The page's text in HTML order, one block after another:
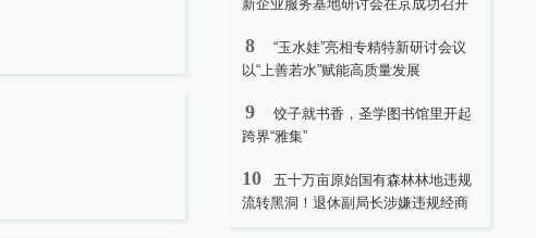
新企业服务基地研讨会在京成功召开
8
“玉水娃”亮相专精特新研讨会议
以“上善若水”赋能高质量发展
9
饺子就书香，圣学图书馆里开起
跨界“雅集”
10
五十万亩原始国有森林林地违规
流转黑洞！退休副局长涉嫌违规经商